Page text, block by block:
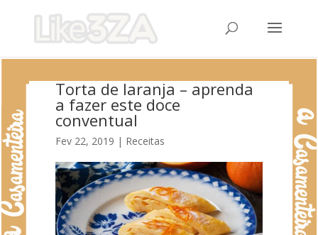
Torta de laranja – aprenda
a fazer este doce
conventual
Fev 22, 2019 | Receitas